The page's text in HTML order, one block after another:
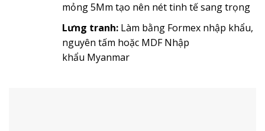
mỏng 5Mm tạo nên nét tinh tế sang trọng
Lưng tranh:Làm bằng Formex nhập khẩu,
nguyên tấm hoặc MDF Nhập
khẩu Myanmar